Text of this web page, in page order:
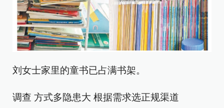
刘女士家里的童书已占满书架。
调查 方式多隐患大 根据需求选正规渠道